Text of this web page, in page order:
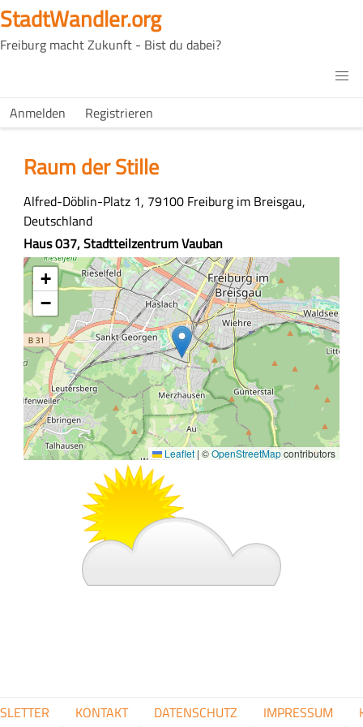
Direkt
zum
Inhalt
StadtWandler.org
Freiburg macht Zukunft - Bist du dabei?
Main
H4C
USER
Anmelden Registrieren
Raum der Stille
Adresse
Alfred-Döblin-Platz 1, 79100 Freiburg im Breisgau,
Deutschland
Z
u
s
a
m
m
e
n
f
a
s
s
Haus 037, Stadtteilzentrum Vauban
Koordinaten
+
−
Leaflet | ©OpenStreetMapcontributors
FUSSZEILENMENÜKONTAKT DATENSCHUTZ IMPRESSUM